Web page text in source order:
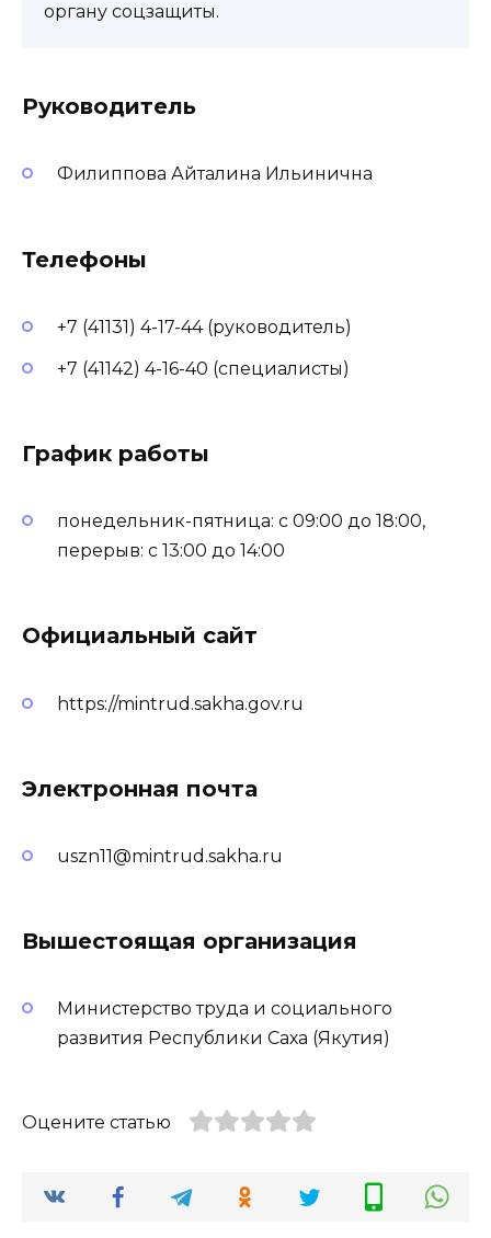
органу соцзащиты.
Руководитель
Филиппова Айталина Ильинична
Телефоны
+7 (41131) 4-17-44 (руководитель)
+7 (41142) 4-16-40 (специалисты)
График работы
понедельник-пятница: с 09:00 до 18:00,
перерыв: с 13:00 до 14:00
Официальный сайт
https://mintrud.sakha.gov.ru
Электронная почта
uszn11@mintrud.sakha.ru
Вышестоящая организация
Министерство труда и социального
развития Республики Саха (Якутия)
Оцените статью